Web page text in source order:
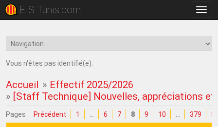
la
E-S-Tunis.com
Vous n'êtes pas identifié(e).
Accueil » Effectif 2025/2026
» [Staff Technique] Nouvelles, appréciations et
Pages : Précédent 1 6 7 8 9 10 379